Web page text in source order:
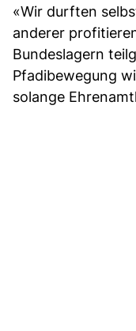
«Wir durften
anderer
Bundeslagern
Pfadibewegung
solange